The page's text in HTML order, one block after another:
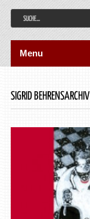
Menu
SIGRID BEHRENSARCHIV